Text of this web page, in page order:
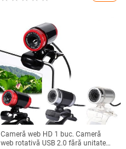
Cameră web HD 1 buc. Cameră
web rotativă USB 2.0 fără unitate